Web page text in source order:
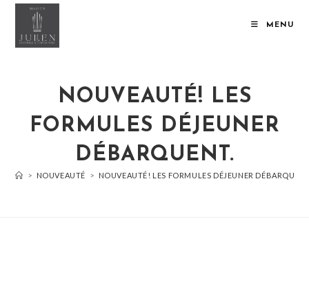
MENU
NOUVEAUTÉ! LES
FORMULES DÉJEUNER
DÉBARQUENT.
> NOUVEAUTÉ > NOUVEAUTÉ! LES FORMULES DÉJEUNER